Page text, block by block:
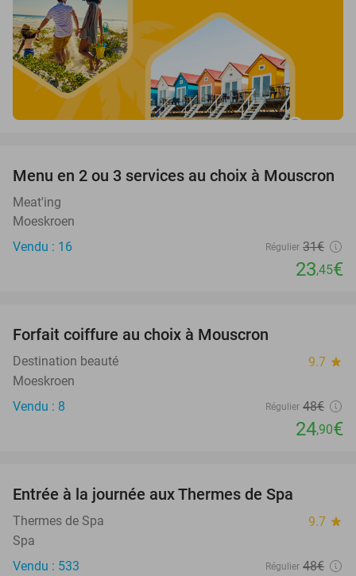
24%
Menu en 2 ou 3 services au choix à Mouscron
Meat'ing
Moeskroen
Vendu : 16
Régulier 31€
23,45€
Forfait coiffure au choix à Mouscron
Destination beauté 9.7 star
Moeskroen
Vendu : 8
Régulier 48€
24,90€
Entrée à la journée aux Thermes de Spa
Thermes de Spa 9.7 star
Spa
Vendu : 533
Régulier 48€